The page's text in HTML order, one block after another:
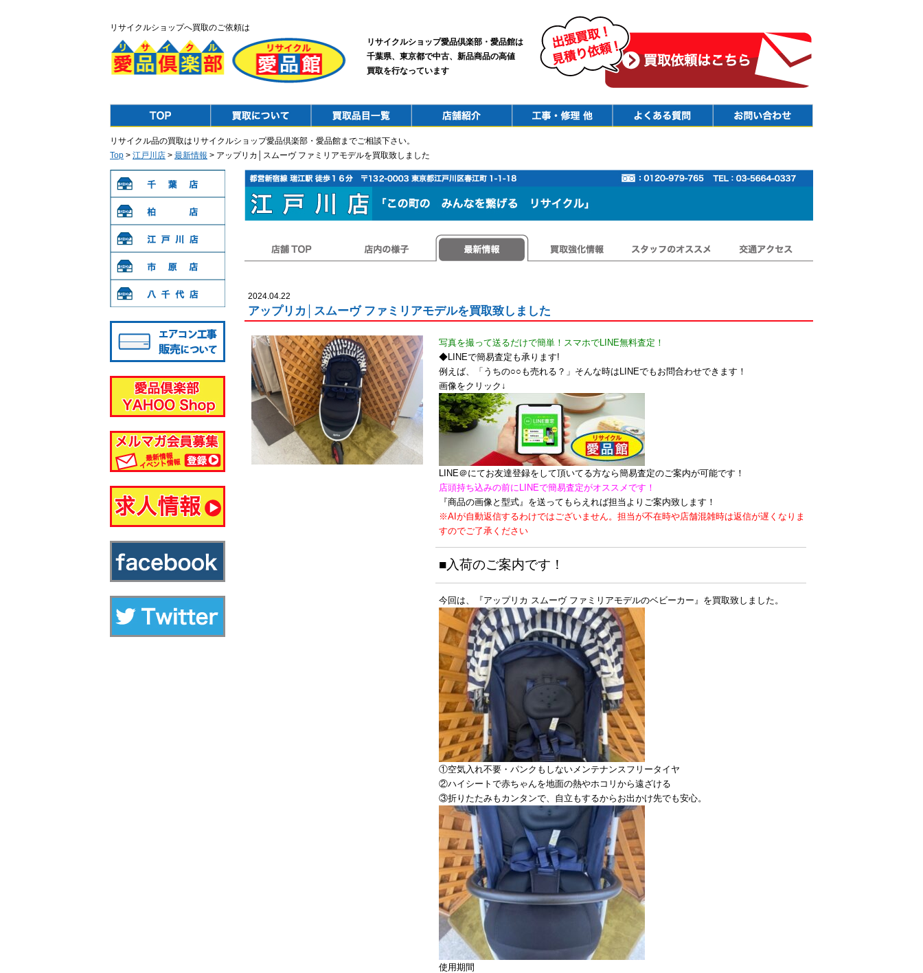
リサイクルショップへ買取のご依頼は
リサイクルショップ愛品倶楽部・愛品館は
千葉県、東京都で中古、新品商品の高値
買取を行なっています
リサイクル品の買取はリサイクルショップ愛品倶楽部・愛品館までご相談下さい。
Top > 江戸川店 > 最新情報 > アップリカ│スムーヴ ファミリアモデルを買取致しました
2024.04.22
アップリカ│スムーヴ ファミリアモデルを買取致しました
写真を撮って送るだけで簡単！スマホでLINE無料査定！
◆LINEで簡易査定も承ります!
例えば、「うちの○○も売れる？」そんな時はLINEでもお問合わせできます！
画像をクリック↓
LINE＠にてお友達登録をして頂いてる方なら簡易査定のご案内が可能です！
店頭持ち込みの前にLINEで簡易査定がオススメです！
『商品の画像と型式』を送ってもらえれば担当よりご案内致します！
※AIが自動返信するわけではございません。担当が不在時や店舗混雑時は返信が遅くなりま
すのでご了承ください
■入荷のご案内です！
今回は、『アップリカ スムーヴ ファミリアモデルのベビーカー』を買取致しました。
①空気入れ不要・パンクもしないメンテナンスフリータイヤ
②ハイシートで赤ちゃんを地面の熱やホコリから遠ざける
③折りたたみもカンタンで、自立もするからお出かけ先でも安心。
使用期間